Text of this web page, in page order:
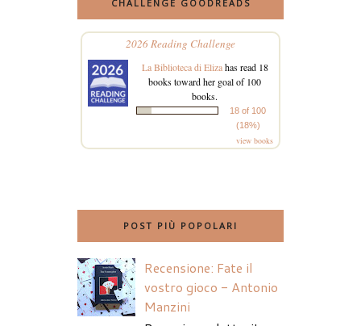
CHALLENGE GOODREADS
2026 Reading Challenge
La Biblioteca di Elizahas read 18
books toward her goal of 100
books.
18 of 100
(18%)
view books
POST PIÙ POPOLARI
Recensione: Fate il
vostro gioco - Antonio
Manzini